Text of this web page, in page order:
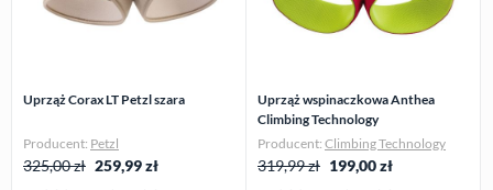
Uprząż Corax LT Petzl szara
Producent: Petzl
325,00 zł 259,99zł
Uprząż wspinaczkowa Anthea
Climbing Technology
Producent: Climbing Technology
319,99 zł 199,00zł